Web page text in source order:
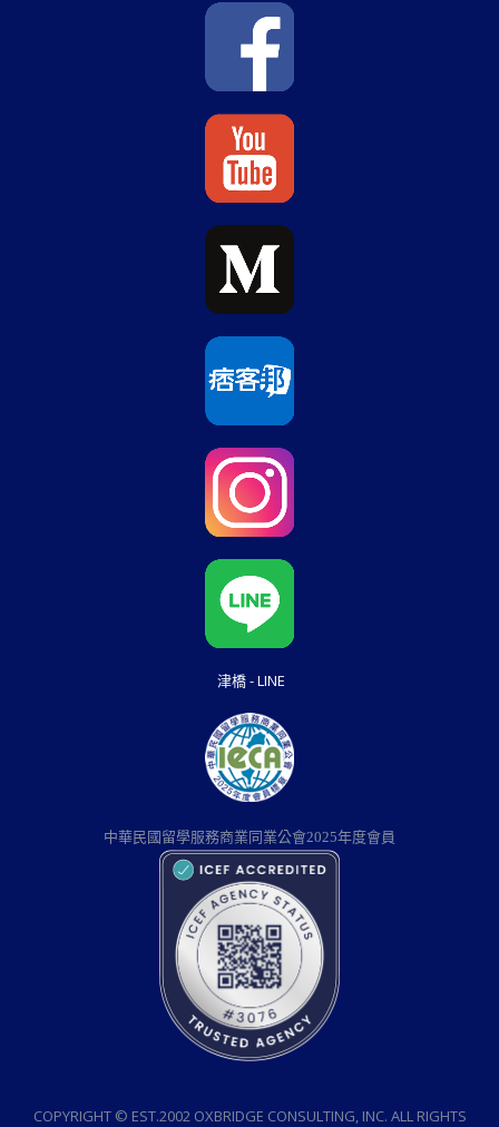
津橋 - LINE
中華民國留學服務商業同業公會2025年度會員
COPYRIGHT © EST.2002 OXBRIDGE CONSULTING, INC. ALL RIGHTS